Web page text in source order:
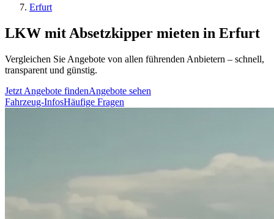
Erfurt
LKW mit Absetzkipper mieten in Erfurt
Vergleichen Sie Angebote von allen führenden Anbietern – schnell,
transparent und günstig.
Jetzt Angebote findenAngebote sehen
Fahrzeug-InfosHäufige Fragen